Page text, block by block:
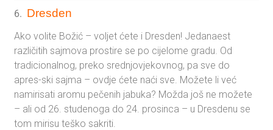
6. Dresden
Ako volite Božić – voljet ćete i Dresden! Jedanaest
različitih sajmova prostire se po cijelome gradu. Od
tradicionalnog, preko srednjovjekovnog, pa sve do
apres-ski sajma – ovdje ćete naći sve. Možete li već
namirisati aromu pečenih jabuka? Možda još ne možete
– ali od 26. studenoga do 24. prosinca – u Dresdenu se
tom mirisu teško sakriti.